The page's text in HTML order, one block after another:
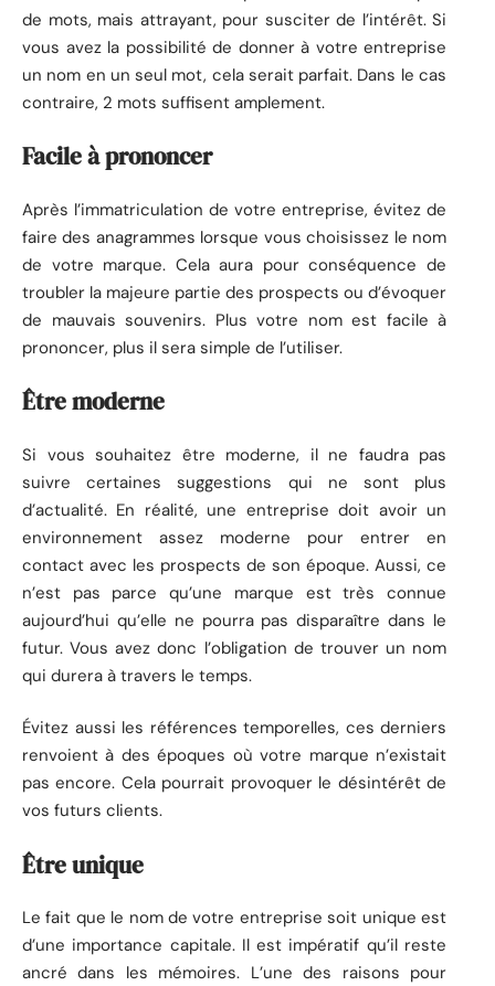
de mots, mais attrayant, pour susciter de l’intérêt. Si
vous avez la possibilité de donner à votre entreprise
un nom en un seul mot, cela serait parfait. Dans le cas
contraire, 2 mots suffisent amplement.
Facile à prononcer
Après l’immatriculation de votre entreprise, évitez de
faire des anagrammes lorsque vous choisissez le nom
de votre marque. Cela aura pour conséquence de
troubler la majeure partie des prospects ou d’évoquer
de mauvais souvenirs. Plus votre nom est facile à
prononcer, plus il sera simple de l’utiliser.
Être moderne
Si vous souhaitez être moderne, il ne faudra pas
suivre certaines suggestions qui ne sont plus
d’actualité. En réalité, une entreprise doit avoir un
environnement assez moderne pour entrer en
contact avec les prospects de son époque. Aussi, ce
n’est pas parce qu’une marque est très connue
aujourd’hui qu’elle ne pourra pas disparaître dans le
futur. Vous avez donc l’obligation de trouver un nom
qui durera à travers le temps.
Évitez aussi les références temporelles, ces derniers
renvoient à des époques où votre marque n’existait
pas encore. Cela pourrait provoquer le désintérêt de
vos futurs clients.
Être unique
Le fait que le nom de votre entreprise soit unique est
d’une importance capitale. Il est impératif qu’il reste
ancré dans les mémoires. L’une des raisons pour